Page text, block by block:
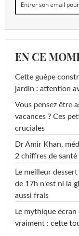
EN CE
Cette guêpe
jardin : attention
Vous pensez être
vacances ? Ces
cruciales
Dr Amir Khan,
2 chiffres de
Le meilleur
de 17h n'est ni la
aussi frais
Le mythique
vraiment : cette